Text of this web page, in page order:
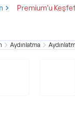
Premium'u Keşfet
Aydınlatma